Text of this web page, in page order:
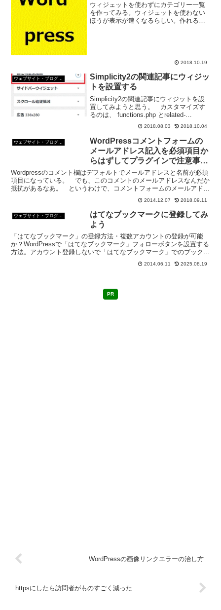
ウィジェットを使わずにカテゴリー一覧
を作ってみる。ウィジェットを使わない
ほうが表示が速くなるらしい。作れるも
2018.10.19
Simplicity2の関連記事にウィジッ
トを設置する
Simplicity2の関連記事にウィジットを設
置してみようと思う。 カスタマイズす
るのは、 functions.php とrelated-
entries.php 。 Googleアドセンスのイン
フィールド広告などを張り付けるといい
かな？r...
2018.08.03 2018.10.04
WordPressコメントフォームの
メールアドレス記入を必須項目か
らはずしてプラグインで注意事項
を書き加えてみた
Wordpressのコメント欄はデフォルトでメールアドレスと名前が必須
項目になっている。 でも、このコメントのメールアドレスなんだか
抵抗があるなあ。 というわけで、コメントフォームのメールアドレ
ス記入を必須にしない設定してみた。 ついでにプ...
2014.12.07 2018.09.11
ウェブサイト・ブログ作成
はてなブックマークに登録してみ
よう
「はてなブックマーク」の登録方法・複数アカウントの登録が可能
か？WordPressで「はてなブックマーク」フォローボタンを設置する
方法。アカウント登録しないで「はてなブックマーク」でのブックマ
2014.06.11 2025.08.19
PR
WordPressの画像リンクエラーの治し方
httpsにしたら訪問者がものすごく減った